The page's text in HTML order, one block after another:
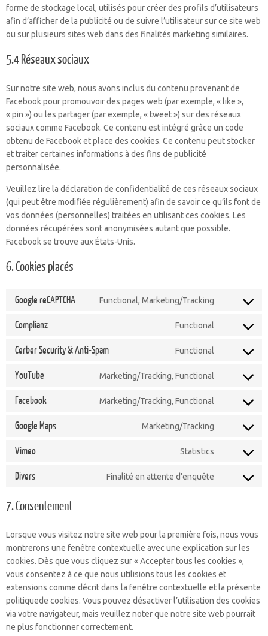
forme de stockage local, utilisés pour créer des profils d’utilisateurs
afin d’afficher de la publicité ou de suivre l’utilisateur sur ce site web
ou sur plusieurs sites web dans des finalités marketing similaires.
5.4 Réseaux sociaux
Sur notre site web, nous avons inclus du contenu provenant de
Facebook pour promouvoir des pages web (par exemple, « like »,
« pin ») ou les partager (par exemple, « tweet ») sur des réseaux
sociaux comme Facebook. Ce contenu est intégré grâce un code
obtenu de Facebook et place des cookies. Ce contenu peut stocker
et traiter certaines informations à des fins de publicité
personnalisée.
Veuillez lire la déclaration de confidentialité de ces réseaux sociaux
(qui peut être modifiée régulièrement) afin de savoir ce qu’ils font de
vos données (personnelles) traitées en utilisant ces cookies. Les
données récupérées sont anonymisées autant que possible.
Facebook se trouve aux États-Unis.
6. Cookies placés
Google reCAPTCHA Functional, Marketing/Tracking
Consent
service
recaptcha
Complianz Functional
Consent
service
Cerber Security & Anti-Spam Functional
Consent
service
security-
YouTube Marketing/Tracking, Functional
Consent
service
Facebook Marketing/Tracking, Functional
Consent
service
Google Maps Marketing/Tracking
Consent
service
Vimeo Statistics
Consent
service
Divers Finalité en attente d’enquête
Consent
7. Consentement
Lorsque vous visitez notre site web pour la première fois, nous vous
montrerons une fenêtre contextuelle avec une explication sur les
cookies. Dès que vous cliquez sur « Accepter tous les cookies »,
vous consentez à ce que nous utilisions tous les cookies et
extensions comme décrit dans la fenêtre contextuelle et la présente
politiquede cookies. Vous pouvez désactiver l’utilisation des cookies
via votre navigateur, mais veuillez noter que notre site web pourrait
ne plus fonctionner correctement.